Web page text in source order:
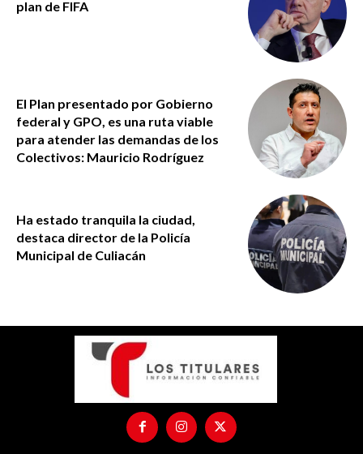
plan de FIFA
El Plan presentado por Gobierno
federal y GPO, es una ruta viable
para atender las demandas de los
Colectivos: Mauricio Rodríguez
Ha estado tranquila la ciudad,
destaca director de la Policía
Municipal de Culiacán